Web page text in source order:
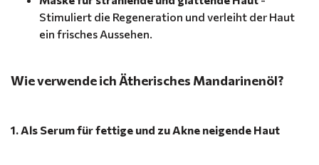
Stimuliert die Regeneration und verleiht der Haut
ein frisches Aussehen.
Wie verwende ich Ätherisches Mandarinenöl?
1. Als Serum für fettige und zu Akne neigende Haut